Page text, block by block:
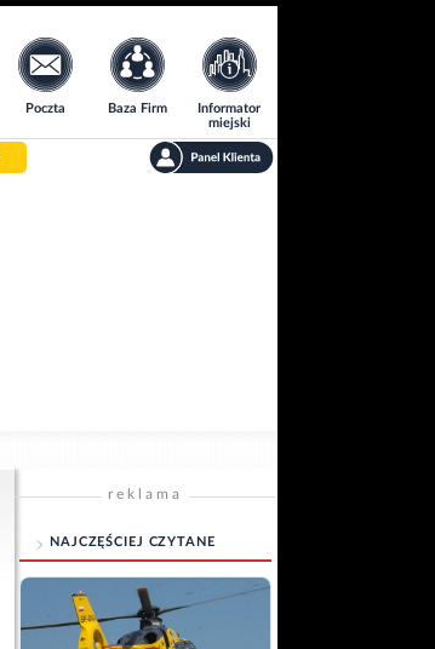
Poczta Baza Firm
Informator
miejski
reklama
NAJCZĘŚCIEJ CZYTANE